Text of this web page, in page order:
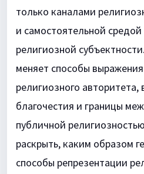
только каналами
и самостоятельной
религиозной
меняет способы
религиозного авторитета,
благочестия и границы
публичной
раскрыть, каким образом
способы репрезентации